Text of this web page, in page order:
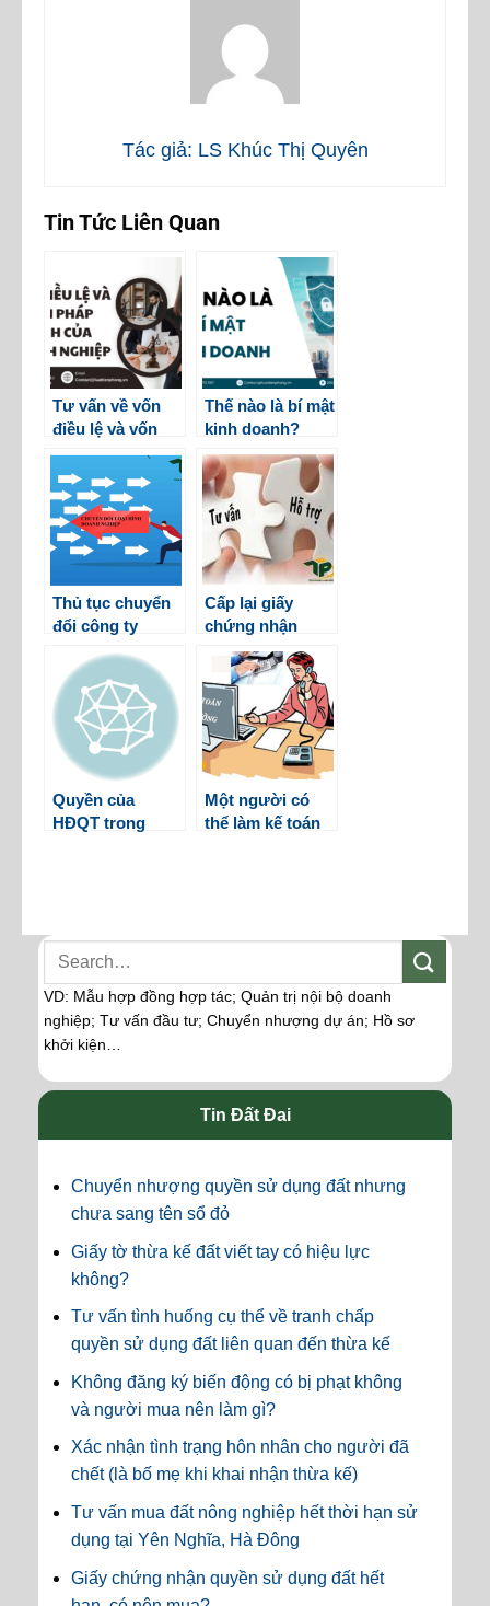
Tác giả: LS Khúc Thị Quyên
Tin Tức Liên Quan
Tư vấn về vốn
điều lệ và vốn
pháp định của
doanh nghiệp
Thế nào là bí mật
kinh doanh?
Thủ tục chuyển
đổi công ty
công ty TNHH 2
TV trở lên
Cấp lại giấy
chứng nhận
đăng ký liên hiệp
hợp tác xã khi bị
mất
Quyền của
HĐQT trong
Một người có
thể làm kế toán
VD: Mẫu hợp đồng hợp tác; Quản trị nội bộ doanh
nghiệp; Tư vấn đầu tư; Chuyển nhượng dự án; Hồ sơ
khởi kiện…
Tin Đất Đai
Chuyển nhượng quyền sử dụng đất nhưng
chưa sang tên sổ đỏ
Giấy tờ thừa kế đất viết tay có hiệu lực
không?
Tư vấn tình huống cụ thể về tranh chấp
quyền sử dụng đất liên quan đến thừa kế
Không đăng ký biến động có bị phạt không
và người mua nên làm gì?
Xác nhận tình trạng hôn nhân cho người đã
chết (là bố mẹ khi khai nhận thừa kế)
Tư vấn mua đất nông nghiệp hết thời hạn sử
dụng tại Yên Nghĩa, Hà Đông
Giấy chứng nhận quyền sử dụng đất hết